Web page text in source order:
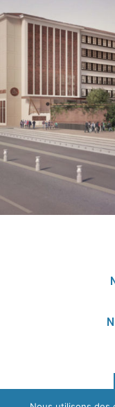
LYON (69)
+